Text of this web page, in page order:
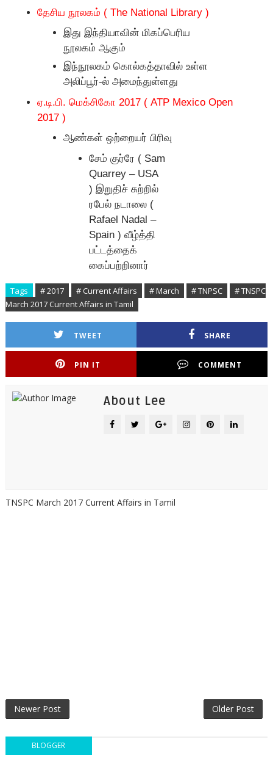
தேசிய நூலகம் ( The National Library )
இது இந்தியாவின் மிகப்பெரிய
நூலகம் ஆகும்
இந்நூலகம் கொல்கத்தாவில் உள்ள
அலிப்பூர்-ல் அமைந்துள்ளது
ஏ.டி.பி. மெக்சிகோ 2017 ( ATP Mexico Open
2017 )
ஆண்கள் ஒற்றையர் பிரிவு
சேம் குர்ரே ( Sam
Quarrey – USA
) இறுதிச் சுற்றில்
ரபேல் நடாலை (
Rafael Nadal –
Spain ) வீழ்த்தி
பட்டத்தைக்
கைப்பற்றினார்
Tags # 2017 # Current Affairs # March # TNPSC
# TNSPC
March 2017 Current Affairs in Tamil
TWEET SHARE
PIN IT COMMENT
About Lee
TNSPC March 2017 Current Affairs in Tamil
Newer Post Older Post
BLOGGER